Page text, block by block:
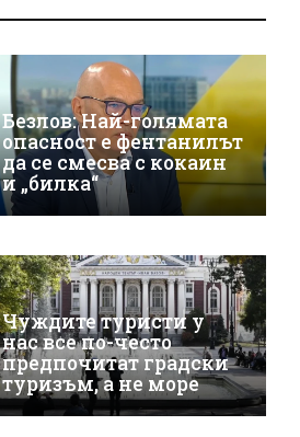
Безлов: Най-голямата
опасност е фентанилът
да се смесва с кокаин
и „билка“
Чуждите туристи у
нас все по-често
предпочитат градски
туризъм, а не море